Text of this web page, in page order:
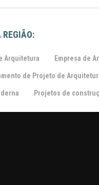
Arquitetura Empresa de
de Projeto de
Projetos de